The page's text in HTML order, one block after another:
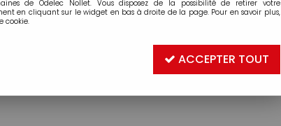
de Odelec Nollet. Vous disposez de la possibilité de retirer votre
en cliquant sur le widget en bas à droite de la page. Pour en savoir plus,
cookie.
ACCEPTER TOUT